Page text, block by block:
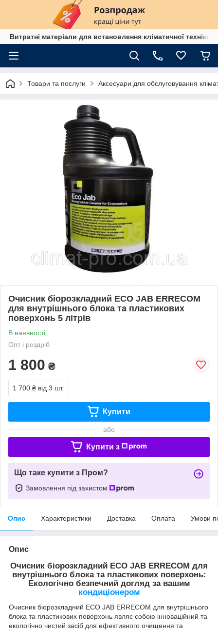
Витратні матеріали для встановлення кліматичної техніки
Товари та послуги Аксесуари для обслуговування
Очисник біорозкладний ECO JAB ERRECOM
для внутрішнього блока та пластикових
поверхонь 5 літрів
В наявності
Опт і роздріб
1 800 ₴
1 700 ₴ від 3 шт.
Купити
або
Купити з
Що таке купити з Пром?
Замовлення під захистом
Опис Характеристики Доставка Оплата Умови
Опис
Очисник біорозкладний ECO JAB ERRECOM для
внутрішнього блока та пластикових поверхонь:
Екологічно безпечний догляд за вашим
кондиціонером
Очисник біорозкладний ECO JAB ERRECOM для внутрішнього
блока та пластикових поверхонь являє собою інноваційний та
екологічно чистий засіб для ефективного очищення та